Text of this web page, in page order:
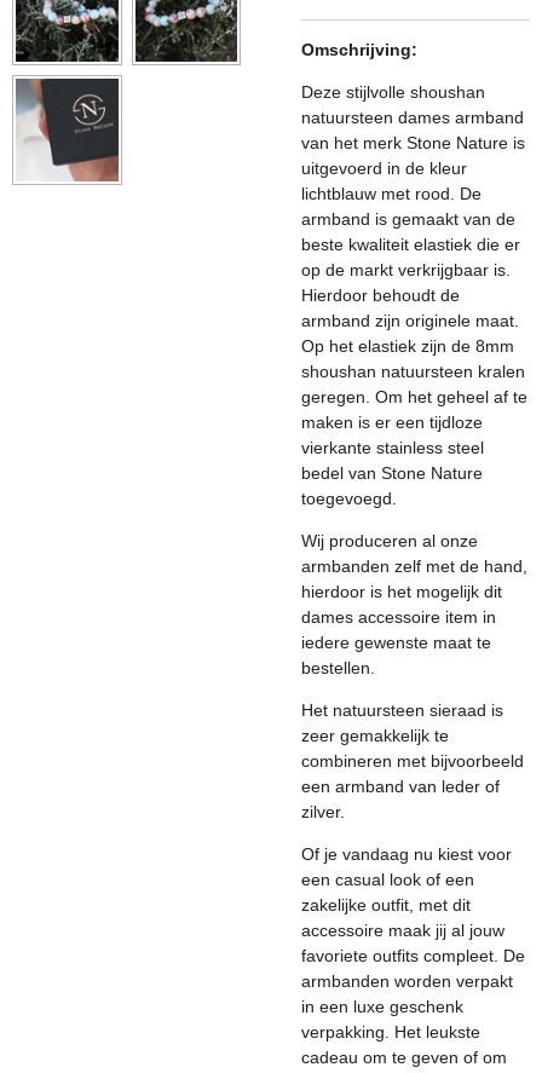
Omschrijving:
Deze stijlvolle shoushan
natuursteen dames armband
van het merk Stone Nature is
uitgevoerd in de kleur
lichtblauw met rood. De
armband is gemaakt van de
beste kwaliteit elastiek die er
op de markt verkrijgbaar is.
Hierdoor behoudt de
armband zijn originele maat.
Op het elastiek zijn de 8mm
shoushan natuursteen kralen
geregen. Om het geheel af te
maken is er een tijdloze
vierkante stainless steel
bedel van Stone Nature
toegevoegd.
Wij produceren al onze
armbanden zelf met de hand,
hierdoor is het mogelijk dit
dames accessoire item in
iedere gewenste maat te
bestellen.
Het natuursteen sieraad is
zeer gemakkelijk te
combineren met bijvoorbeeld
een armband van leder of
zilver.
Of je vandaag nu kiest voor
een casual look of een
zakelijke outfit, met dit
accessoire maak jij al jouw
favoriete outfits compleet. De
armbanden worden verpakt
in een luxe geschenk
verpakking. Het leukste
cadeau om te geven of om